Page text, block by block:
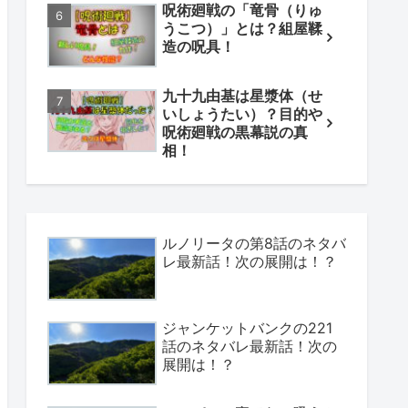
呪術廻戦の「竜骨（りゅ
うこつ）」とは？組屋鞣
造の呪具！
九十九由基は星漿体（せ
いしょうたい）？目的や
呪術廻戦の黒幕説の真
相！
ルノリータの第8話のネタバ
レ最新話！次の展開は！？
ジャンケットバンクの221
話のネタバレ最新話！次の
展開は！？